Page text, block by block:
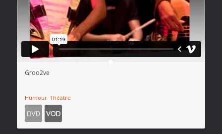
Groo2ve
Humour Théâtre